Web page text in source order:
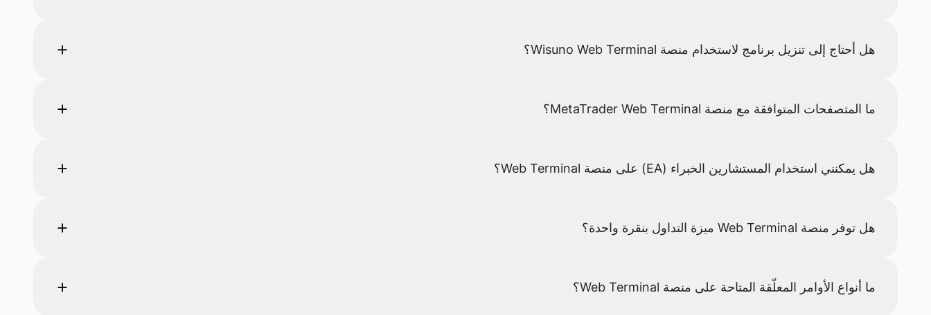
هل أحتاج إلى تنزيل برنامج لاستخدام منصة Wisuno Web Terminal؟
ما المتصفحات المتوافقة مع منصة MetaTrader Web Terminal؟
هل يمكنني استخدام المستشارين الخبراء (EA) على منصة Web Terminal؟
هل توفر منصة Web Terminal ميزة التداول بنقرة واحدة؟
ما أنواع الأوامر المعلّقة المتاحة على منصة Web Terminal؟